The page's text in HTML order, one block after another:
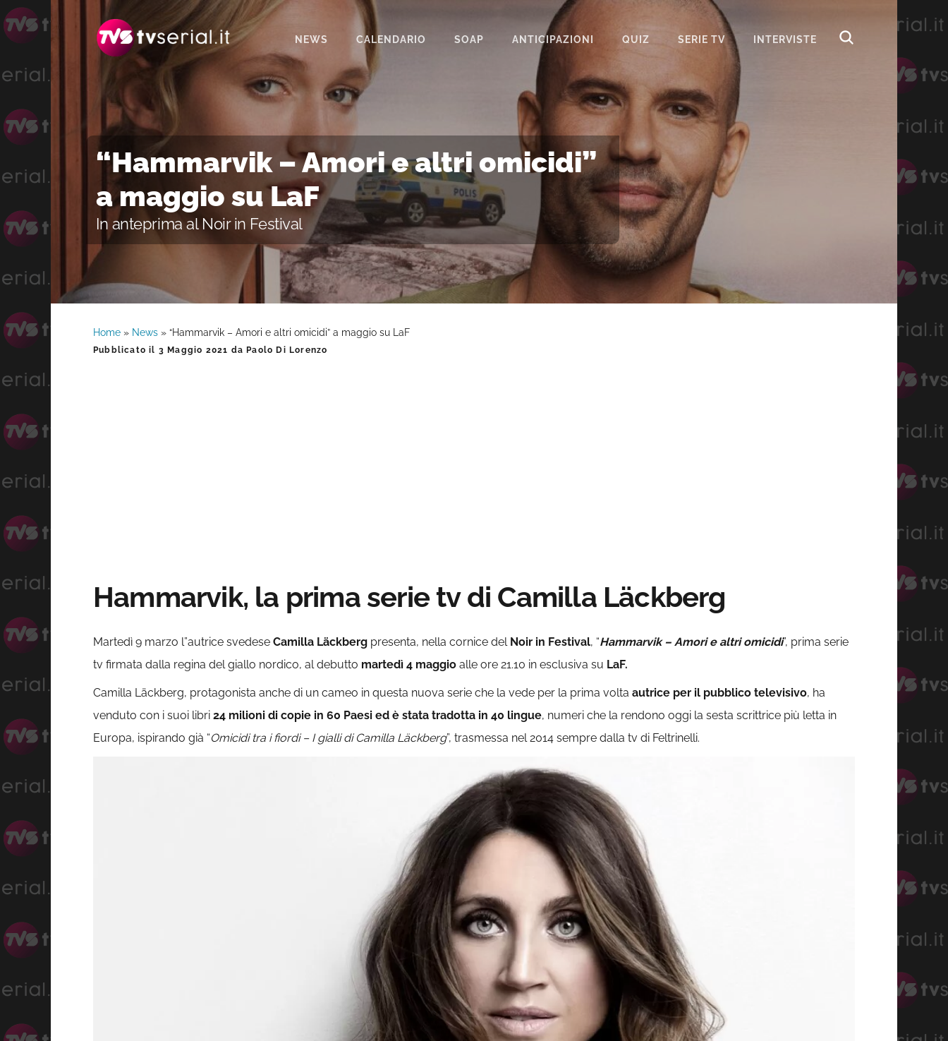
navigazione
contenuto
barra
NEWS CALENDARIO SOAP
IL PARADISO DELLE SIGNORE
LA PROMESSA
SEGRETI DI FAMIGLIA
TEMPESTA D’AMORE
UN POSTO AL SOLE
ANTICIPAZIONI QUIZ SERIE TV INTERVISTE
“Hammarvik – Amori e altri omicidi”
a maggio su LaF
In anteprima al Noir in Festival
Home » News » “Hammarvik – Amori e altri omicidi” a maggio su LaF
Pubblicato il 3 Maggio 2021 da Paolo Di Lorenzo
Hammarvik, la prima serie tv di Camilla Läckberg
Martedì 9 marzo l”autrice svedese Camilla Läckberg presenta, nella cornice del Noir in Festival, “Hammarvik – Amori e altri omicidi”, prima serie
tv firmata dalla regina del giallo nordico, al debutto martedì 4 maggio alle ore 21.10 in esclusiva su LaF.
Camilla Läckberg, protagonista anche di un cameo in questa nuova serie che la vede per la prima volta autrice per il pubblico televisivo, ha
venduto con i suoi libri 24 milioni di copie in 60 Paesi ed è stata tradotta in 40 lingue, numeri che la rendono oggi la sesta scrittrice più letta in
Europa, ispirando già “Omicidi tra i fiordi – I gialli di Camilla Läckberg”, trasmessa nel 2014 sempre dalla tv di Feltrinelli.
Barra